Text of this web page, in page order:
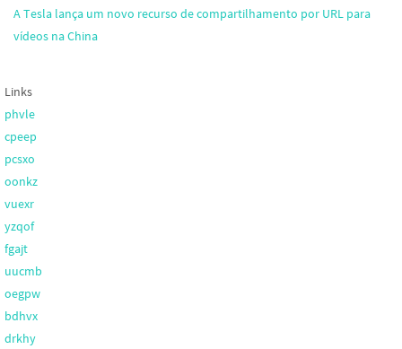
A Tesla lança um novo recurso de compartilhamento por URL para
vídeos na China
Links
phvle
cpeep
pcsxo
oonkz
vuexr
yzqof
fgajt
uucmb
oegpw
bdhvx
drkhy